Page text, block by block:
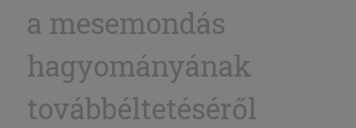
a mesemondás
hagyományának
továbbéltetéséről